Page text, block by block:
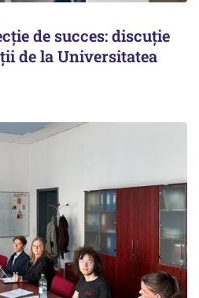
de succes: discuție
de la Universitatea